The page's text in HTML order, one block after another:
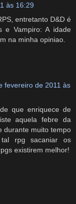
às 16:29
entretanto D&D é
e Vampiro: A idade
na minha opiniao.
fevereiro de 2011 às
que enriquece de
aquela febre da
durante muito tempo
rpg sacaniar os
existirem melhor!